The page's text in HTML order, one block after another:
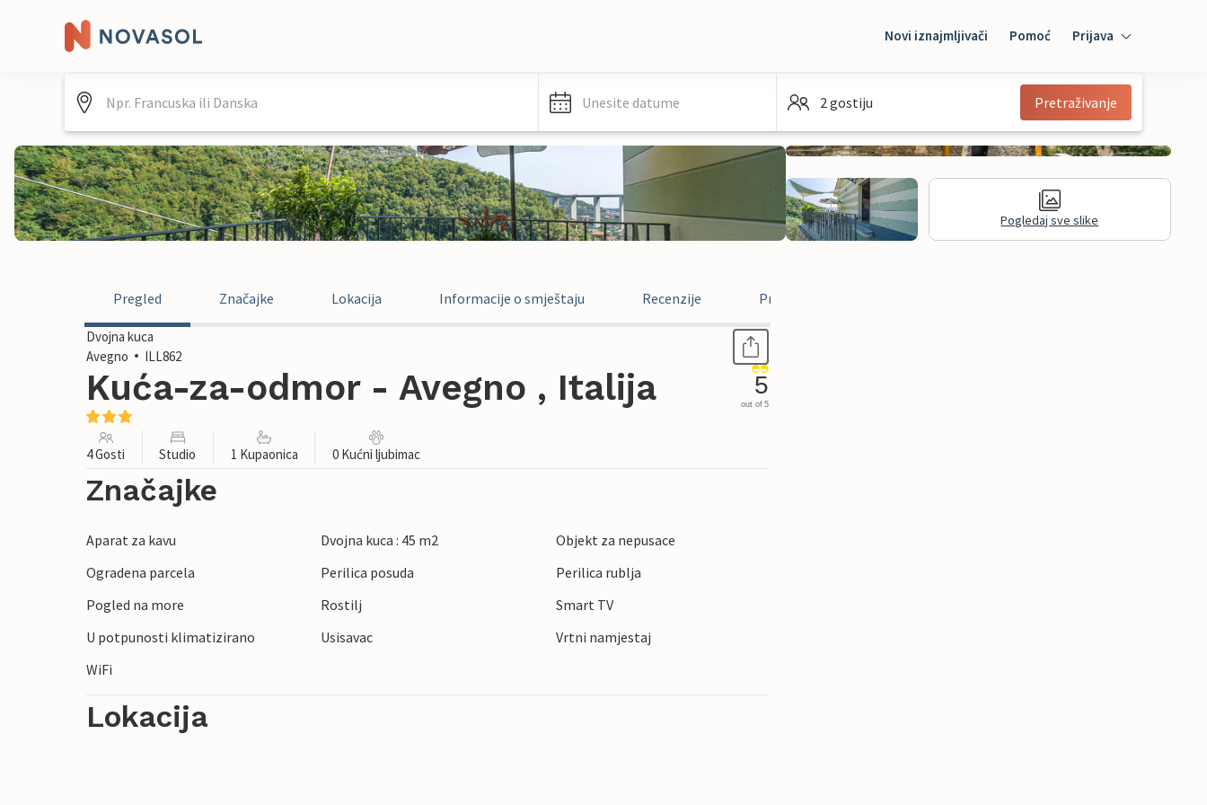
Novi iznajmljivači Pomoć Prijava
Mybooking
Unesite datume 2 gostiju Pretraživanje
Pogledaj sve slike
Pregled Značajke Lokacija Informacije o smještaju Recenzije Pravne informacije
Dvojna kuca
Avegno
ILL862
Kuća-za-odmor - Avegno , Italija 5
out of 5
4 Gosti Studio 1 Kupaonica 0 Kućni ljubimac
Značajke
Aparat za kavu Dvojna kuca : 45 m2
Objekt za nepusace
Ogradena parcela
Perilica posuda
Perilica rublja
Pogled na more
Rostilj
Smart TV
U potpunosti klimatizirano
Usisavac
Vrtni namjestaj
WiFi
Lokacija